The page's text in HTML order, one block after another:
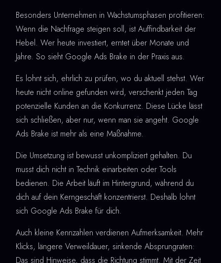
Besonders Unternehmen in Wachstumsphasen profitieren:
Wenn die Nachfrage steigen soll, ist Auffindbarkeit der
Hebel. Wer heute investiert, erntet über Monate und
Jahre. So sieht Google Ads Brake in der Praxis aus.
Es lohnt sich, ehrlich zu prüfen, wo du aktuell stehst. Wer
heute nicht online gefunden wird, verschenkt jeden Tag
potenzielle Kunden an die Konkurrenz. Diese Lücke lässt
sich schließen, aber nur, wenn man sie angeht. Google
Ads Brake ist mehr als eine Maßnahme.
Die Umsetzung ist bewusst unkompliziert gehalten. Du
musst dich nicht in Technik einarbeiten oder Tools
bedienen. Die Arbeit läuft im Hintergrund, während du
dich auf dein Kerngeschäft konzentrierst. Deshalb lohnt
sich Google Ads Brake für dich.
Auch kleine Kennzahlen verdienen Aufmerksamkeit. Mehr
Klicks, längere Verweildauer, sinkende Absprungraten:
Das sind Hinweise, dass die Richtung stimmt. Mit der Zeit